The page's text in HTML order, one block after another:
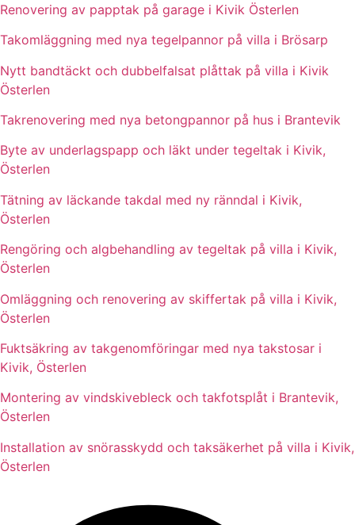
Renovering av papptak på garage i Kivik Österlen
Takomläggning med nya tegelpannor på villa i Brösarp
Nytt bandtäckt och dubbelfalsat plåttak på villa i Kivik
Österlen
Takrenovering med nya betongpannor på hus i Brantevik
Byte av underlagspapp och läkt under tegeltak i Kivik,
Österlen
Tätning av läckande takdal med ny ränndal i Kivik,
Österlen
Rengöring och algbehandling av tegeltak på villa i Kivik,
Österlen
Omläggning och renovering av skiffertak på villa i Kivik,
Österlen
Fuktsäkring av takgenomföringar med nya takstosar i
Kivik, Österlen
Montering av vindskivebleck och takfotsplåt i Brantevik,
Österlen
Installation av snörasskydd och taksäkerhet på villa i Kivik,
Österlen